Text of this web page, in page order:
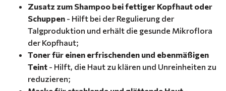
Zusatz zum Shampoo bei fettiger Kopfhaut oder
Schuppen - Hilft bei der Regulierung der
Talgproduktion und erhält die gesunde Mikroflora
der Kopfhaut;
Toner für einen erfrischenden und ebenmäßigen
Teint - Hilft, die Haut zu klären und Unreinheiten zu
reduzieren;